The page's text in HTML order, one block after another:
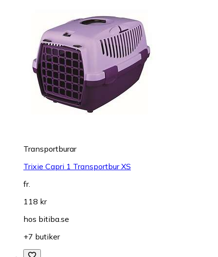
Transportburar
Trixie Capri 1 Transportbur XS
fr.
118 kr
hos bitiba.se
+7 butiker